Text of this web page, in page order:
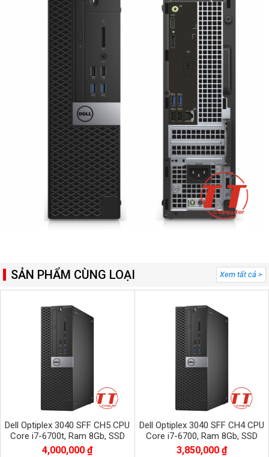
Xem tất cả >
SẢN PHẨM CÙNG LOẠI
Dell Optiplex 3040 SFF CH5 CPU
Core i7-6700t, Ram 8Gb, SSD
256Gb
4,000,000 ₫
Dell Optiplex 3040 SFF CH4 CPU
Core i7-6700, Ram 8Gb, SSD
128Gb
3,850,000 ₫